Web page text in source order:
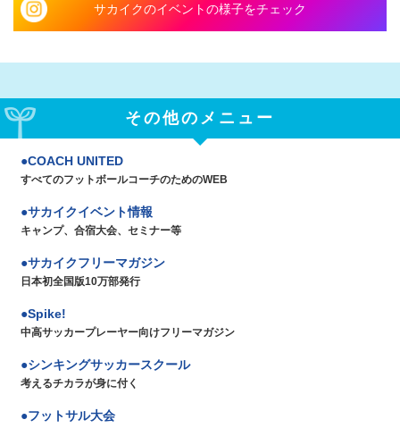
サカイクのイベントの様子をチェック
その他のメニュー
COACH UNITED
すべてのフットボールコーチのためのWEB
サカイクイベント情報
キャンプ、合宿大会、セミナー等
サカイクフリーマガジン
日本初全国版10万部発行
Spike!
中高サッカープレーヤー向けフリーマガジン
シンキングサッカースクール
考えるチカラが身に付く
フットサル大会